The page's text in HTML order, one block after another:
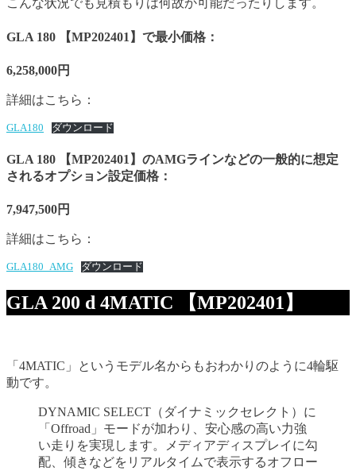
こんな状況でも見積もりは何故か可能だったりします。
GLA 180 【MP202401】で最小価格：
6,258,000円
詳細はこちら：
GLA180 ダウンロード
GLA 180 【MP202401】のAMGラインなどの一般的に想定
されるオプション設定価格：
7,947,500円
詳細はこちら：
GLA180_AMG ダウンロード
GLA 200 d 4MATIC 【MP202401】
「4MATIC」というモデル名からもおわかりのように4輪駆
動です。
DYNAMIC SELECT（ダイナミックセレクト）に
「Offroad」モードが加わり、安心感の高い力強
い走りを実現します。メディアディスプレイに勾
配、傾きなどをリアルタイムで表示するオフロー